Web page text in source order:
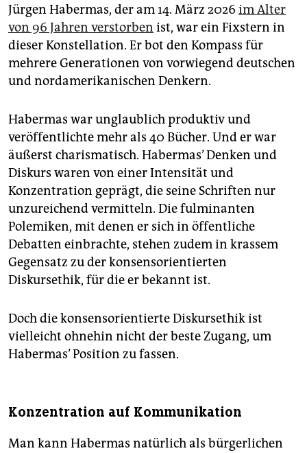
Jürgen Habermas, der am 14. März 2026 im Alter
von 96 Jahren verstorben ist, war ein Fixstern in
dieser Konstellation. Er bot den Kompass für
mehrere Generationen von vorwiegend deutschen
und nordamerikanischen Denkern.
Habermas war unglaublich produktiv und
veröffentlichte mehr als 40 Bücher. Und er war
äußerst charismatisch. Habermas’ Denken und
Diskurs waren von einer Intensität und
Konzentration geprägt, die seine Schriften nur
unzureichend vermitteln. Die fulminanten
Polemiken, mit denen er sich in öffentliche
Debatten einbrachte, stehen zudem in krassem
Gegensatz zu der konsensorientierten
Diskursethik, für die er bekannt ist.
Doch die konsensorientierte Diskursethik ist
vielleicht ohnehin nicht der beste Zugang, um
Habermas’ Position zu fassen.
Konzentration auf Kommunikation
Man kann Habermas natürlich als bürgerlichen